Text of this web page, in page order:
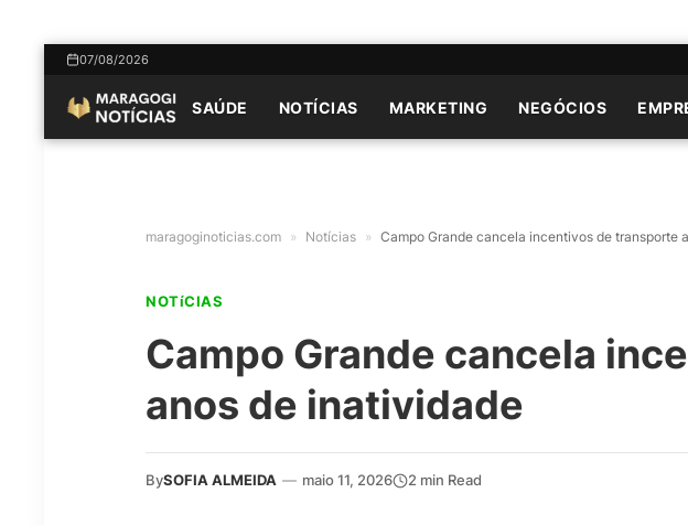
07/08/2026
SAÚDE NOTÍCIAS MARKETING NEGÓCIOS
maragoginoticias.com » Notícias » Campo Grande cancela incentivos de transporte
NOTíCIAS
Campo Grande cancela
anos de inatividade
BySOFIA ALMEIDA — maio 11, 2026 2 min Read